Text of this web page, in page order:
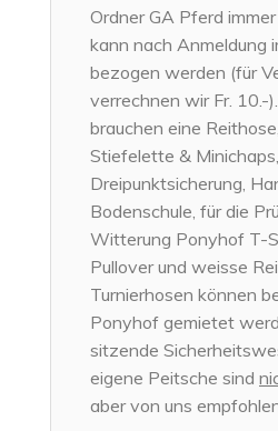
Ordner GA Pferd
kann nach Anmeldung
bezogen werden (für
verrechnen wir Fr. 10.-
brauchen eine
Stiefelette &
Dreipunktsicherung,
Bodenschule, für die
Witterung Ponyhof T-
Pullover und weisse
Turnierhosen können
Ponyhof gemietet
sitzende
eigene Peitsche sind
aber von uns